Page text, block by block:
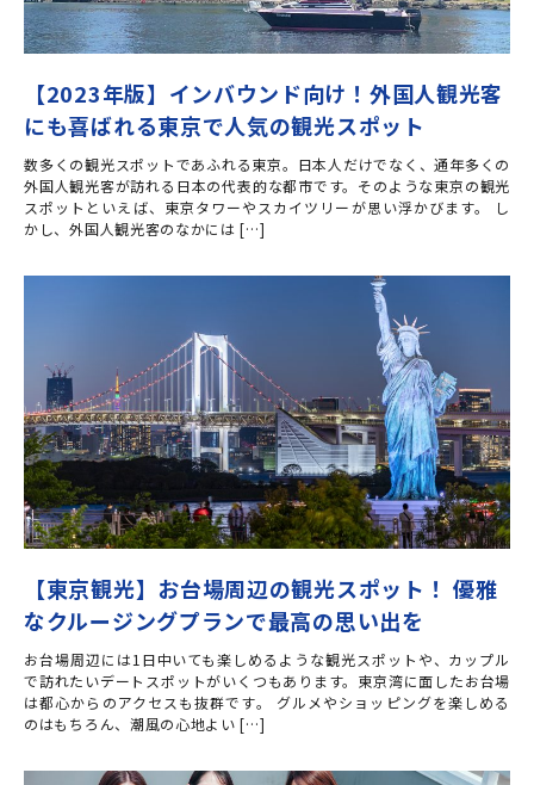
【2023年版】インバウンド向け！外国人観光客
にも喜ばれる東京で人気の観光スポット
数多くの観光スポットであふれる東京。日本人だけでなく、通年多くの
外国人観光客が訪れる日本の代表的な都市です。そのような東京の観光
スポットといえば、東京タワーやスカイツリーが思い浮かびます。 し
かし、外国人観光客のなかには […]
【東京観光】お台場周辺の観光スポット！ 優雅
なクルージングプランで最高の思い出を
お台場周辺には1日中いても楽しめるような観光スポットや、カップル
で訪れたいデートスポットがいくつもあります。東京湾に面したお台場
は都心からのアクセスも抜群です。 グルメやショッピングを楽しめる
のはもちろん、潮風の心地よい […]